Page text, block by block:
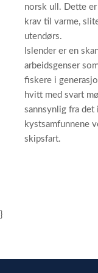
norsk ull. Dette
krav til varme,
utendørs.
Islender er en
arbeidsgenser
fiskere i
hvitt med svart
sannsynlig fra det
kystsamfunnene
skipsfart.
}